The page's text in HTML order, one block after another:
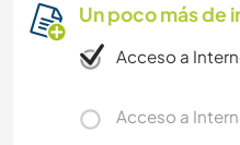
Un poco más de
Acceso a
Acceso a